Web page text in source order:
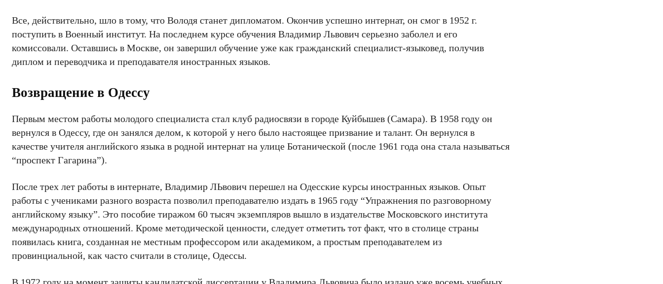
Все, действительно, шло в тому, что Володя станет дипломатом. Окончив успешно интернат, он смог в 1952 г.
поступить в Военный институт. На последнем курсе обучения Владимир Львович серьезно заболел и его
комиссовали. Оставшись в Москве, он завершил обучение уже как гражданский специалист-языковед, получив
диплом и переводчика и преподавателя иностранных языков.
Возвращение в Одессу
Первым местом работы молодого специалиста стал клуб радиосвязи в городе Куйбышев (Самара). В 1958 году он
вернулся в Одессу, где он занялся делом, к которой у него было настоящее призвание и талант. Он вернулся в
качестве учителя английского языка в родной интернат на улице Ботанической (после 1961 года она стала называться
“проспект Гагарина”).
После трех лет работы в интернате, Владимир ЛЬвович перешел на Одесские курсы иностранных языков. Опыт
работы с учениками разного возраста позволил преподавателю издать в 1965 году “Упражнения по разговорному
английскому языку”. Это пособие тиражом 60 тысяч экземпляров вышло в издательстве Московского института
международных отношений. Кроме методической ценности, следует отметить тот факт, что в столице страны
появилась книга, созданная не местным профессором или академиком, а простым преподавателем из
провинциальной, как часто считали в столице, Одессы.